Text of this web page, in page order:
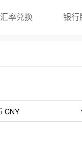
汇率兑换 银行